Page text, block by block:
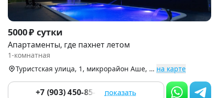
Item
1
of
5000 ₽ сутки
Апартаменты, где пахнет летом
1-комнатная
Туристская улица, 1, микрорайон Аше, Лазаревский р-н на карте
+7 (903) 450-85-55 показать